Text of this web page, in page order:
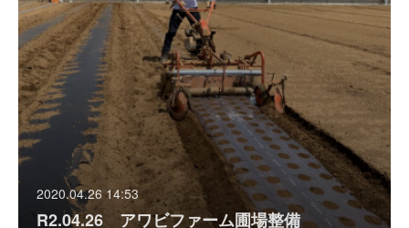
2020.04.26 14:53
R2.04.26 アワビファーム圃場整備